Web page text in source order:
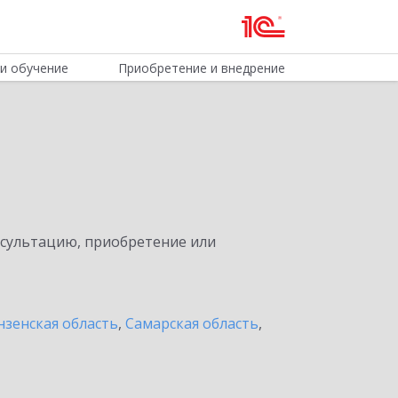
обучение Приобретение и внедрение
приобретение или
область, Самарская область,